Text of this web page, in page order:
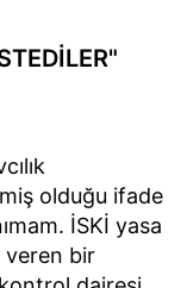
olduğu ifade
İSKİ yasa
veren bir